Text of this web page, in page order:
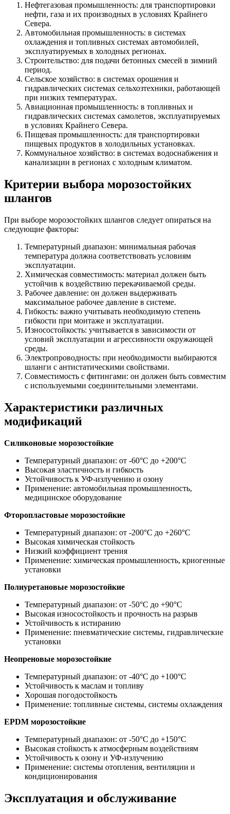
Нефтегазовая промышленность: для транспортировки
нефти, газа и их производных в условиях Крайнего
Севера.
Автомобильная промышленность: в системах
охлаждения и топливных системах автомобилей,
эксплуатируемых в холодных регионах.
Строительство: для подачи бетонных смесей в зимний
период.
Сельское хозяйство: в системах орошения и
гидравлических системах сельхозтехники, работающей
при низких температурах.
Авиационная промышленность: в топливных и
гидравлических системах самолетов, эксплуатируемых
в условиях Крайнего Севера.
Пищевая промышленность: для транспортировки
пищевых продуктов в холодильных установках.
Коммунальное хозяйство: в системах водоснабжения и
канализации в регионах с холодным климатом.
Критерии выбора морозостойких
шлангов
При выборе морозостойких шлангов следует опираться на
следующие факторы:
Температурный диапазон: минимальная рабочая
температура должна соответствовать условиям
эксплуатации.
Химическая совместимость: материал должен быть
устойчив к воздействию перекачиваемой среды.
Рабочее давление: он должен выдерживать
максимальное рабочее давление в системе.
Гибкость: важно учитывать необходимую степень
гибкости при монтаже и эксплуатации.
Износостойкость: учитывается в зависимости от
условий эксплуатации и агрессивности окружающей
среды.
Электропроводность: при необходимости выбираются
шланги с антистатическими свойствами.
Совместимость с фитингами: он должен быть совместим
с используемыми соединительными элементами.
Характеристики различных
модификаций
Силиконовые морозостойкие
Температурный диапазон: от -60°C до +200°C
Высокая эластичность и гибкость
Устойчивость к УФ-излучению и озону
Применение: автомобильная промышленность,
медицинское оборудование
Фторопластовые морозостойкие
Температурный диапазон: от -200°C до +260°C
Высокая химическая стойкость
Низкий коэффициент трения
Применение: химическая промышленность, криогенные
установки
Полиуретановые морозостойкие
Температурный диапазон: от -50°C до +90°C
Высокая износостойкость и прочность на разрыв
Устойчивость к истиранию
Применение: пневматические системы, гидравлические
установки
Неопреновые морозостойкие
Температурный диапазон: от -40°C до +100°C
Устойчивость к маслам и топливу
Хорошая погодостойкость
Применение: топливные системы, системы охлаждения
EPDM морозостойкие
Температурный диапазон: от -50°C до +150°C
Высокая стойкость к атмосферным воздействиям
Устойчивость к озону и УФ-излучению
Применение: системы отопления, вентиляции и
кондиционирования
Эксплуатация и обслуживание